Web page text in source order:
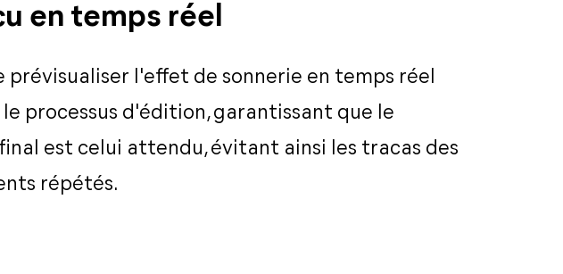
en temps réel
prévisualiser l'effet de sonnerie en temps réel
processus d'édition, garantissant que le
est celui attendu, évitant ainsi les tracas des
répétés.